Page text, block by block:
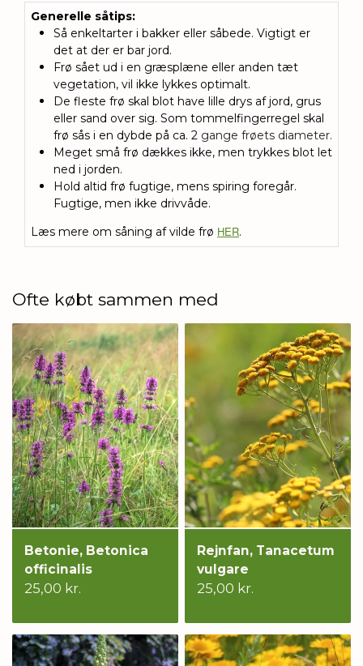
Generelle såtips:
Så enkeltarter i bakker eller såbede. Vigtigt er
det at der er bar jord.
Frø sået ud i en græsplæne eller anden tæt
vegetation, vil ikke lykkes optimalt.
De fleste frø skal blot have lille drys af jord, grus
eller sand over sig. Som tommelfingerregel skal
frø sås i en dybde på ca. 2 gange frøets diameter.
Meget små frø dækkes ikke, men trykkes blot let
ned i jorden.
Hold altid frø fugtige, mens spiring foregår.
Fugtige, men ikke drivvåde.
Læs mere om såning af vilde frø HER.
Ofte købt sammen med
Betonie, Betonica
officinalis
25,00 kr.
Rejnfan, Tanacetum
vulgare
25,00 kr.